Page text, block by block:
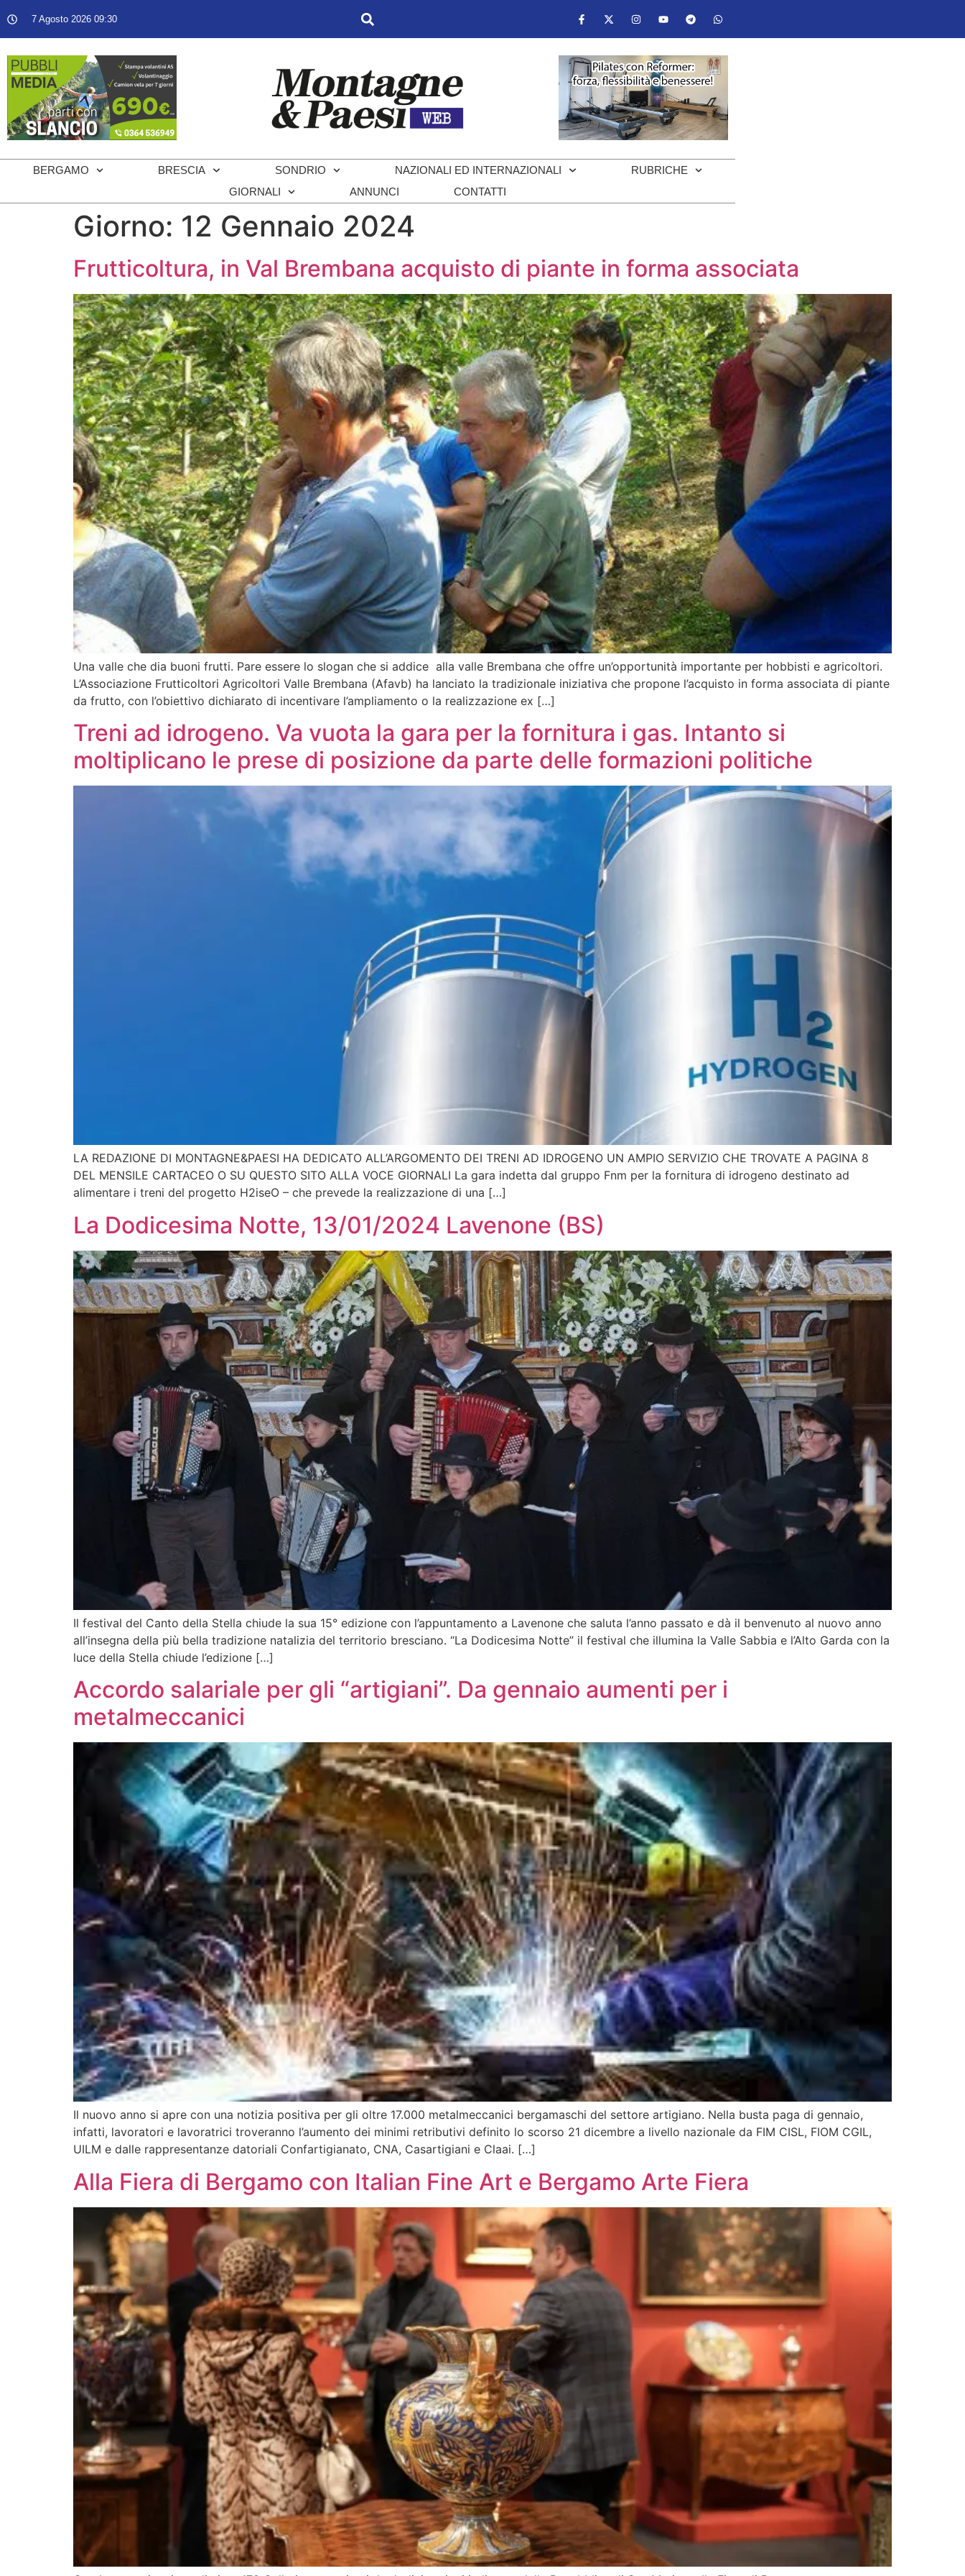
7 Agosto 2026 09:30
BERGAMO BRESCIA SONDRIO NAZIONALI ED INTERNAZIONALI
RUBRICHE
GIORNALI
ANNUNCI CONTATTI
Giorno: 12 Gennaio 2024
Frutticoltura, in Val Brembana acquisto di piante in forma associata
Una valle che dia buoni frutti. Pare essere lo slogan che si addice alla valle Brembana che offre un’opportunità importante per hobbisti e agricoltori.
L’Associazione Frutticoltori Agricoltori Valle Brembana (Afavb) ha lanciato la tradizionale iniziativa che propone l’acquisto in forma associata di piante
da frutto, con l’obiettivo dichiarato di incentivare l’ampliamento o la realizzazione ex […]
Treni ad idrogeno. Va vuota la gara per la fornitura i gas. Intanto si
moltiplicano le prese di posizione da parte delle formazioni politiche
LA REDAZIONE DI MONTAGNE&PAESI HA DEDICATO ALL’ARGOMENTO DEI TRENI AD IDROGENO UN AMPIO SERVIZIO CHE TROVATE A PAGINA 8
DEL MENSILE CARTACEO O SU QUESTO SITO ALLA VOCE GIORNALI La gara indetta dal gruppo Fnm per la fornitura di idrogeno destinato ad
alimentare i treni del progetto H2iseO – che prevede la realizzazione di una […]
La Dodicesima Notte, 13/01/2024 Lavenone (BS)
Il festival del Canto della Stella chiude la sua 15° edizione con l’appuntamento a Lavenone che saluta l’anno passato e dà il benvenuto al nuovo anno
all’insegna della più bella tradizione natalizia del territorio bresciano. “La Dodicesima Notte” il festival che illumina la Valle Sabbia e l’Alto Garda con la
luce della Stella chiude l’edizione […]
Accordo salariale per gli “artigiani”. Da gennaio aumenti per i
metalmeccanici
Il nuovo anno si apre con una notizia positiva per gli oltre 17.000 metalmeccanici bergamaschi del settore artigiano. Nella busta paga di gennaio,
infatti, lavoratori e lavoratrici troveranno l’aumento dei minimi retributivi definito lo scorso 21 dicembre a livello nazionale da FIM CISL, FIOM CGIL,
UILM e dalle rappresentanze datoriali Confartigianato, CNA, Casartigiani e Claai. […]
Alla Fiera di Bergamo con Italian Fine Art e Bergamo Arte Fiera